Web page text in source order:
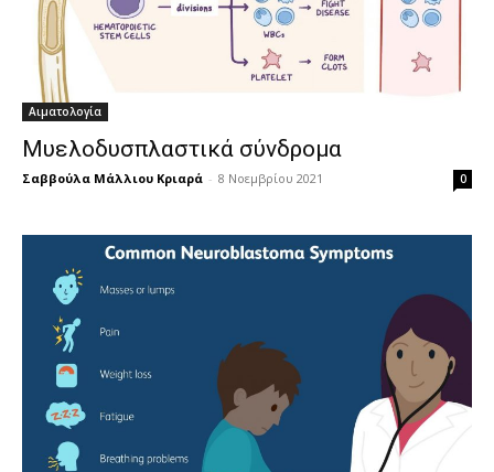
Αιματολογία
Μυελοδυσπλαστικά σύνδρομα
Σαββούλα Μάλλιου Κριαρά - 8 Νοεμβρίου 2021 0